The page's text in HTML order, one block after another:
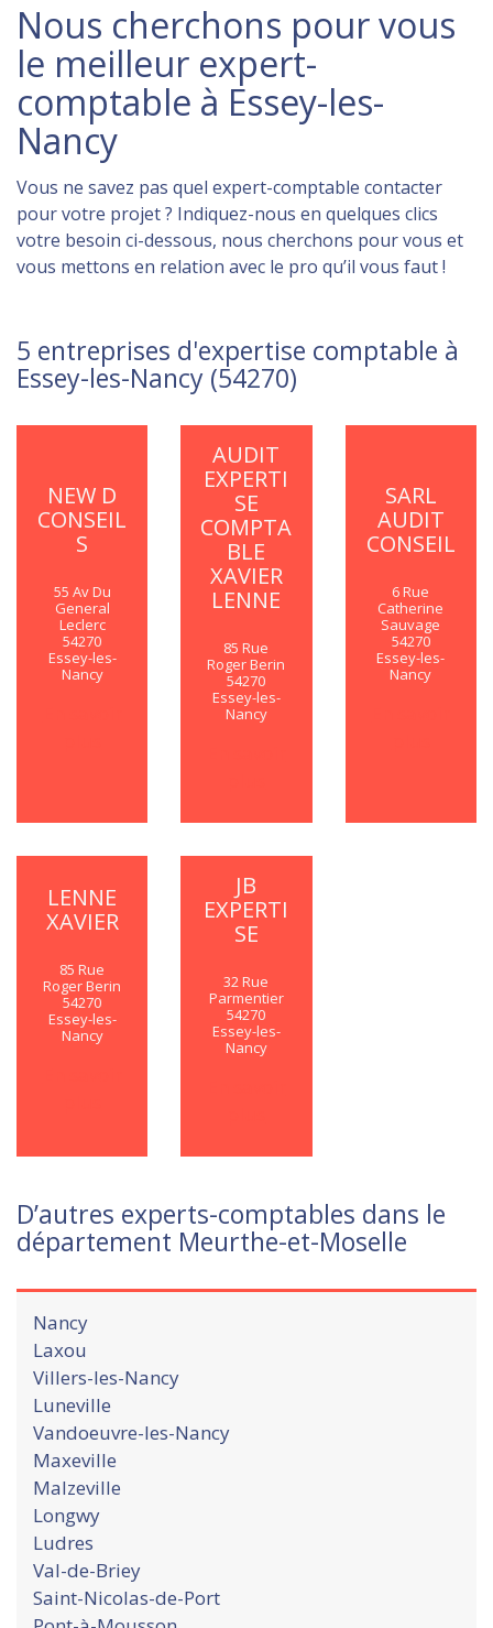
Nous cherchons pour vous
le meilleur expert-
comptable à Essey-les-
Nancy
Vous ne savez pas quel expert-comptable contacter
pour votre projet ? Indiquez-nous en quelques clics
votre besoin ci-dessous, nous cherchons pour vous et
vous mettons en relation avec le pro qu’il vous faut !
5 entreprises d'expertise comptable à
Essey-les-Nancy (54270)
NEW D
CONSEIL
S
55 Av Du
General
Leclerc
54270
Essey-les-
Nancy
AUDIT
EXPERTI
SE
COMPTA
BLE
XAVIER
LENNE
85 Rue
Roger Berin
54270
Essey-les-
Nancy
SARL
AUDIT
CONSEIL
6 Rue
Catherine
Sauvage
54270
Essey-les-
Nancy
LENNE
XAVIER
85 Rue
Roger Berin
54270
Essey-les-
Nancy
JB
EXPERTI
SE
32 Rue
Parmentier
54270
Essey-les-
Nancy
D’autres experts-comptables dans le
département Meurthe-et-Moselle
Nancy
Laxou
Villers-les-Nancy
Luneville
Vandoeuvre-les-Nancy
Maxeville
Malzeville
Longwy
Ludres
Val-de-Briey
Saint-Nicolas-de-Port